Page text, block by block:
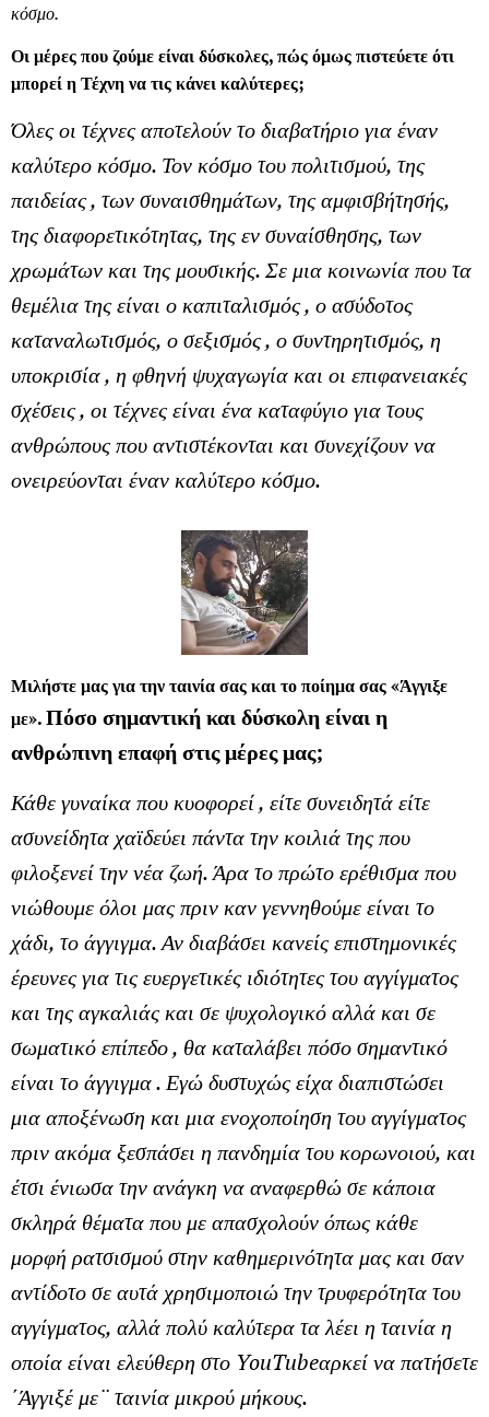
κόσμο.
Οι μέρες που ζούμε είναι δύσκολες, πώς όμως πιστεύετε ότι
μπορεί η Τέχνη να τις κάνει καλύτερες;
Όλες οι τέχνες αποτελούν το διαβατήριο για έναν
καλύτερο κόσμο. Τον κόσμο του πολιτισμού, της
παιδείας , των συναισθημάτων, της αμφισβήτησής,
της διαφορετικότητας, της εν συναίσθησης, των
χρωμάτων και της μουσικής. Σε μια κοινωνία που τα
θεμέλια της είναι ο καπιταλισμός , ο ασύδοτος
καταναλωτισμός, ο σεξισμός , ο συντηρητισμός, η
υποκρισία , η φθηνή ψυχαγωγία και οι επιφανειακές
σχέσεις , οι τέχνες είναι ένα καταφύγιο για τους
ανθρώπους που αντιστέκονται και συνεχίζουν να
ονειρεύονται έναν καλύτερο κόσμο.
Μιλήστε μας για την ταινία σας και το ποίημα σας «Άγγιξε
με».Πόσο σημαντική και δύσκολη είναι η
ανθρώπινη επαφή στις μέρες μας;
Κάθε γυναίκα που κυοφορεί , είτε συνειδητά είτε
ασυνείδητα χαϊδεύει πάντα την κοιλιά της που
φιλοξενεί την νέα ζωή. Άρα το πρώτο ερέθισμα που
νιώθουμε όλοι μας πριν καν γεννηθούμε είναι το
χάδι, το άγγιγμα. Αν διαβάσει κανείς επιστημονικές
έρευνες για τις ευεργετικές ιδιότητες του αγγίγματος
και της αγκαλιάς και σε ψυχολογικό αλλά και σε
σωματικό επίπεδο , θα καταλάβει πόσο σημαντικό
είναι το άγγιγμα . Εγώ δυστυχώς είχα διαπιστώσει
μια αποξένωση και μια ενοχοποίηση του αγγίγματος
πριν ακόμα ξεσπάσει η πανδημία του κορωνοιού, και
έτσι ένιωσα την ανάγκη να αναφερθώ σε κάποια
σκληρά θέματα που με απασχολούν όπως κάθε
μορφή ρατσισμού στην καθημερινότητα μας και σαν
αντίδοτο σε αυτά χρησιμοποιώ την τρυφερότητα του
αγγίγματος, αλλά πολύ καλύτερα τα λέει η ταινία η
οποία είναι ελεύθερη στο YouTubeαρκεί να πατήσετε
΄Άγγιξέ με¨ ταινία μικρού μήκους.